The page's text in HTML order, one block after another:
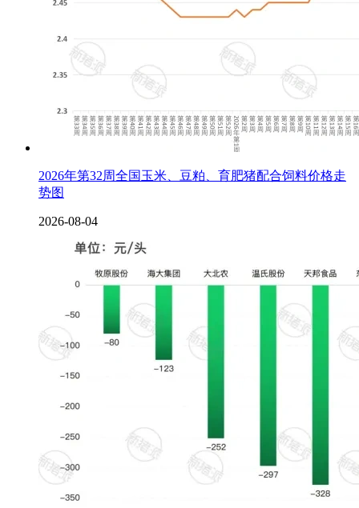
2026年第32周全国玉米、豆粕、育肥猪配合饲料价格走
势图
2026-08-04